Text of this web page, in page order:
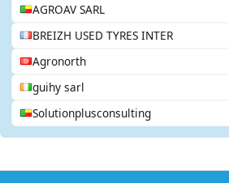
AGROAV SARL
BREIZH USED TYRES INTER
Agronorth
guihy sarl
Solutionplusconsulting